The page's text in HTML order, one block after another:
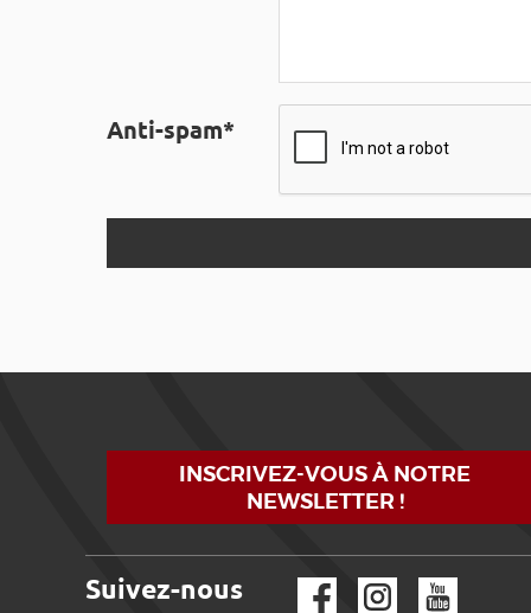
Anti-spam*
INSCRIVEZ-VOUS À NOTRE
NEWSLETTER !
Suivez-nous